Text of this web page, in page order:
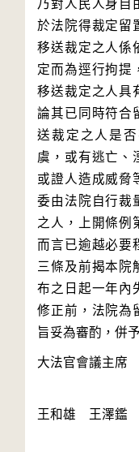
乃對人民人身自
於法院得裁定留
移送裁定之人係
定而為逕行拘提
移送裁定之人具
論其已同時符合
送裁定之人是
虞，或有逃亡、
或證人造成威脅
委由法院自行裁
之人，上開條例
而言已逾越必要
三條及前揭本院
布之日起一年內
修正前，法院為
大法官
林永